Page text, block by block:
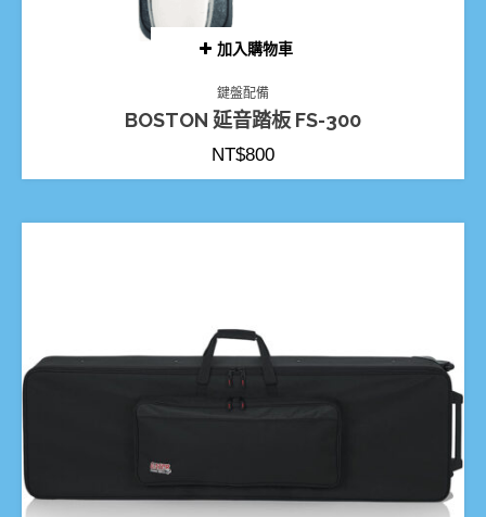
加入購物車
鍵盤配備
BOSTON 延音踏板 FS-300
NT$800